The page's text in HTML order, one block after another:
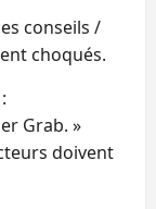
conseils /
choqués.
Grab. »
doivent